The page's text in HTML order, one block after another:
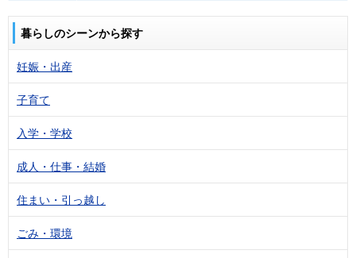
暮らしのシーンから探す
妊娠・出産
子育て
入学・学校
成人・仕事・結婚
住まい・引っ越し
ごみ・環境